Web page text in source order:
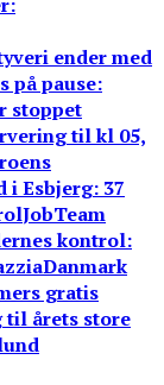
ender med
på pause:
stoppet
til kl 05,
i Esbjerg: 37
JobTeam
kontrol:
Danmark
gratis
til årets store